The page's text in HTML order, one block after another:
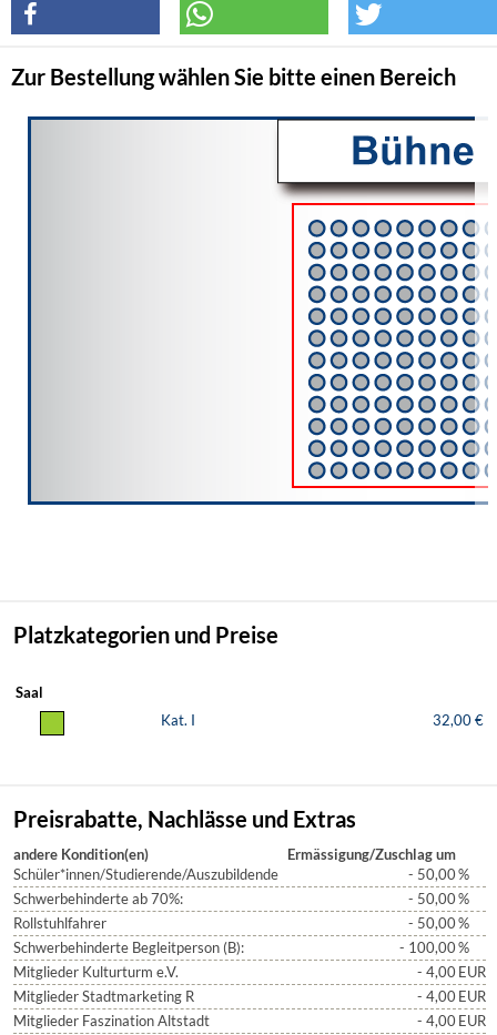
Zur Bestellung wählen Sie bitte einen Bereich
Platzkategorien und Preise
Saal
Kat. I
32,00 €
Preisrabatte, Nachlässe und Extras
andere Kondition(en)
Ermässigung/Zuschlag um
Schüler*innen/Studierende/Auszubildende
- 50,00%
Schwerbehinderte ab 70%:
- 50,00%
Rollstuhlfahrer
- 50,00%
Schwerbehinderte Begleitperson (B):
- 100,00%
Mitglieder Kulturturm e.V.
- 4,00EUR
Mitglieder Stadtmarketing R
- 4,00EUR
Mitglieder Faszination Altstadt
- 4,00EUR